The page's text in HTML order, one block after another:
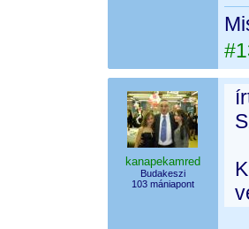
kanapekamred
Budakeszi
103 mániapont